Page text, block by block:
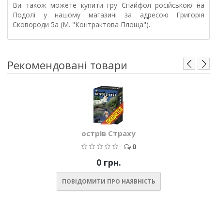
Ви також можете купити гру Спайфол російською на
Подолі у нашому магазині за адресою Григорія
Сковороди 5а (М. "Контрактова Площа").
Рекомендовані товари
острів Страху
0
0 грн.
ПОВІДОМИТИ ПРО НАЯВНІСТЬ